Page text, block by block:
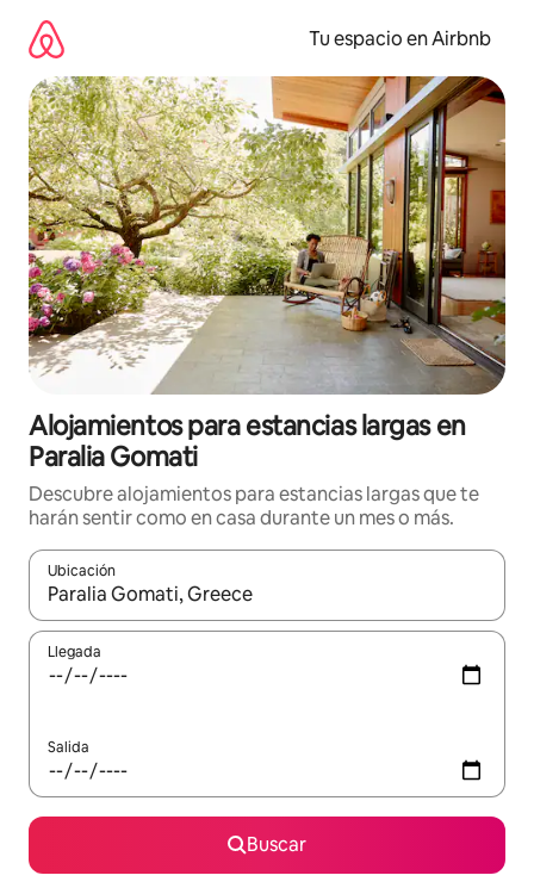
contenido
Tu espacio en Airbnb
Alojamientos para estancias largas en
Paralia Gomati
Descubre alojamientos para estancias largas que te
harán sentir como en casa durante un mes o más.
Ubicación
Cuando los resultados estén disponibles, podrás navegar
Llegada
Salida
Buscar